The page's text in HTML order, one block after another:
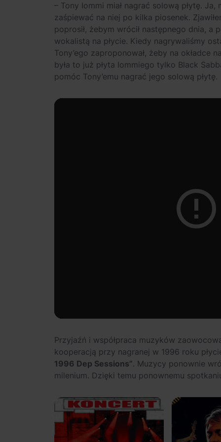
– Tony Iommi miał nagrać solową płytę. Ja,
zaśpiewać na niej po kilka piosenek.
poprosił, żebym wrócił następnego dnia, a
wokalistą na płycie. Kiedy nagrywaliśmy
Tony’ego zaproponował, żeby na okładce
była to już płyta Iommiego tylko Black
pomóc Tony’emu nagrać jego solową płytę.
Przyjaźń i współpraca muzyków
kooperacją przy nagranej w 1996 roku
1996 Dep Sessions”. Muzycy ponownie
milenium. Dzięki temu ponownemu